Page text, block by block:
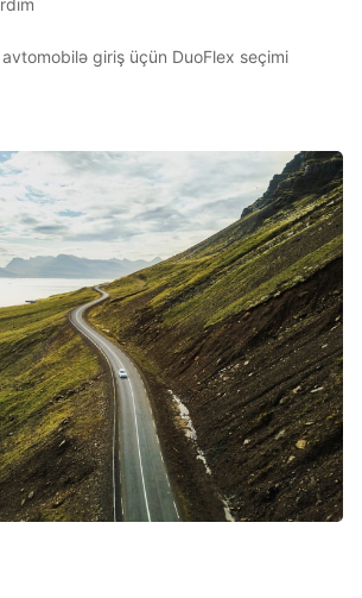
giriş üçün DuoFlex seçimi